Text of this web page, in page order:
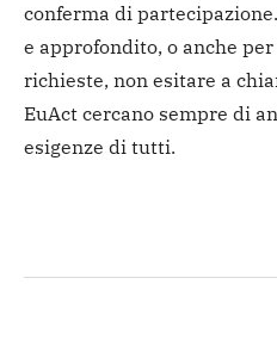
conferma di
e approfondito, o anche
richieste, non esitare a
EuAct cercano sempre di
esigenze di tutti.